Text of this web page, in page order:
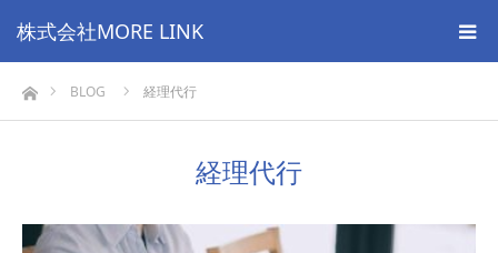
株式会社MORE LINK
ホームBLOG 経理代行
経理代行